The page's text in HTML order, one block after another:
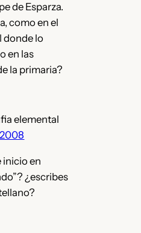
de Esparza.
como en el
donde lo
en las
la primaria?
elemental
inicio en
¿escribes